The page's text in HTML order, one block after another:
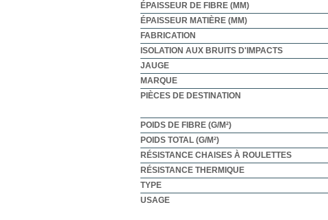
ÉPAISSEUR DE FIBRE (MM)
ÉPAISSEUR MATIÈRE (MM)
FABRICATION
ISOLATION AUX BRUITS D'IMPACTS
JAUGE
MARQUE
PIÈCES DE DESTINATION
POIDS DE FIBRE (G/M²)
POIDS TOTAL (G/M²)
RÉSISTANCE CHAISES À ROULETTES
RÉSISTANCE THERMIQUE
TYPE
USAGE